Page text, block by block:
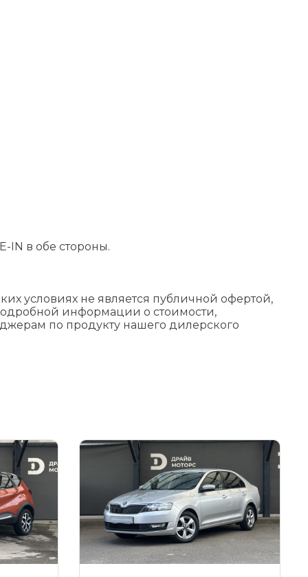
IN в обе стороны.
условиях не является публичной офертой,
информации о стоимости,
по продукту нашего дилерского